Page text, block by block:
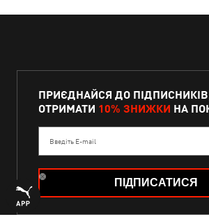
ПРИЄДНАЙСЯ ДО
ОТРИМАТИ 10% ЗНИЖКИ НА
Введіть E-mail
ПІДПИСАТИСЯ